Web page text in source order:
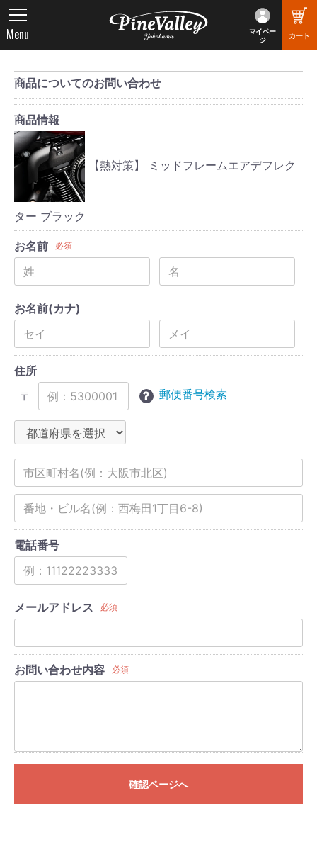
マイペー
ジ
カート
Menu
商品についてのお問い合わせ
商品情報
【熱対策】 ミッドフレームエアデフレク
ター ブラック
お名前 必須
お名前(カナ)
住所
〒
郵便番号検索
電話番号
メールアドレス 必須
お問い合わせ内容 必須
確認ページへ